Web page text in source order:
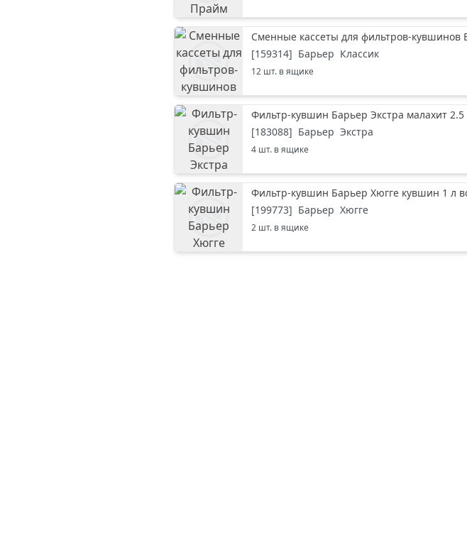
Сменные кассеты для фильтров-кувшинов
[159314] Барьер Классик
12 шт. в ящике
Фильтр-кувшин Барьер Экстра малахит 2.5
[183088] Барьер Экстра
4 шт. в ящике
Фильтр-кувшин Барьер Хюгге кувшин 1 л
[199773] Барьер Хюгге
2 шт. в ящике